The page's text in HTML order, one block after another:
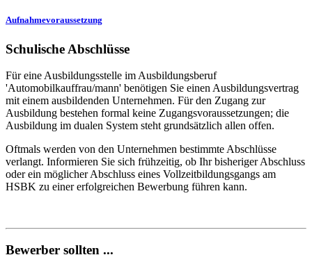
Aufnahmevoraussetzung
Schulische Abschlüsse
Für eine Ausbildungsstelle im Ausbildungsberuf
'Automobilkauffrau/mann' benötigen Sie einen Ausbildungsvertrag
mit einem ausbildenden Unternehmen. Für den Zugang zur
Ausbildung bestehen formal keine Zugangsvoraussetzungen; die
Ausbildung im dualen System steht grundsätzlich allen offen.
Oftmals werden von den Unternehmen bestimmte Abschlüsse
verlangt. Informieren Sie sich frühzeitig, ob Ihr bisheriger Abschluss
oder ein möglicher Abschluss eines Vollzeitbildungsgangs am
HSBK zu einer erfolgreichen Bewerbung führen kann.
Bewerber sollten ...